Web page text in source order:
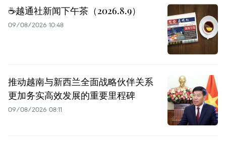
☕️越通社新闻下午茶（2026.8.9）
09/08/2026 10:48
推动越南与新西兰全面战略伙伴关系
更加务实高效发展的重要里程碑
09/08/2026 08:11